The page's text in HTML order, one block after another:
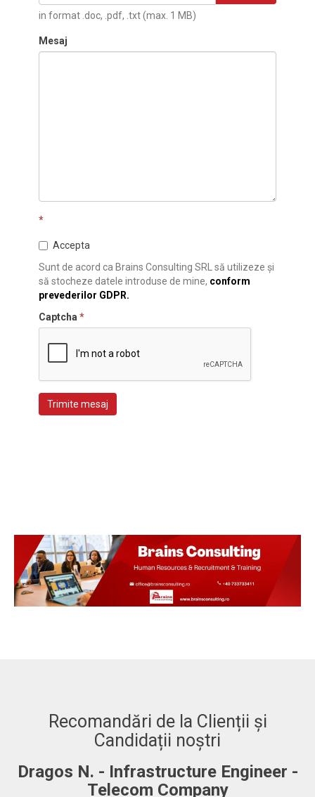
in format .doc, .pdf, .txt (max. 1 MB)
Mesaj
*
Accepta
Sunt de acord ca Brains Consulting SRL să utilizeze și
să stocheze datele introduse de mine, conform
prevederilor GDPR.
Captcha *
Trimite mesaj
Recomandări de la Clienții și
Candidații noștri
Dragos N. - Infrastructure Engineer -
Telecom Company